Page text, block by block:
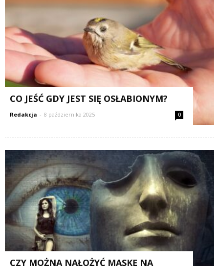
CO JEŚĆ GDY JEST SIĘ OSŁABIONYM?
Redakcja - 8 października 2025 0
CZY MOŻNA NAŁOŻYĆ MASKĘ NA